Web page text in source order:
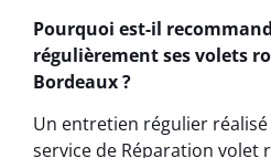
Pourquoi est-il
régulièrement ses volets
Bordeaux ?
Un entretien régulier réalisé
service de Réparation volet